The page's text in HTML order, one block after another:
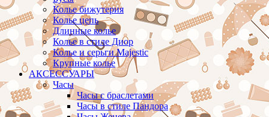
Колье бижутерия
Колье цепь
Длинные колье
Колье в стиле Диор
Колье и серьги Majestic
Крупные колье
АКСЕССУАРЫ
Часы
Часы с браслетами
Часы в стиле Пандора